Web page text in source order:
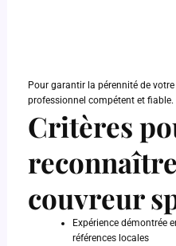
Pour garantir la pérennité de
professionnel compétent et fiable.
Critères
couvreur
Expérience démontrée
références locales